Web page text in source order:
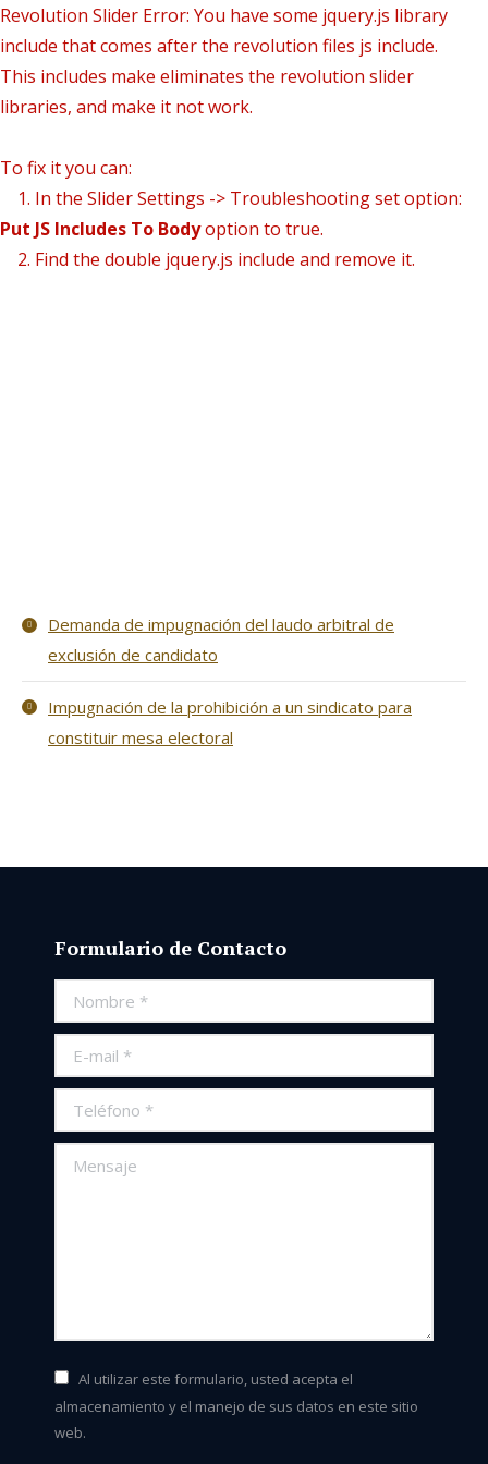
Revolution Slider Error: You have some jquery.js library
include that comes after the revolution files js include.
This includes make eliminates the revolution slider
libraries, and make it not work.
To fix it you can:
1. In the Slider Settings -> Troubleshooting set option:
Put JS Includes To Bodyoption to true.
2. Find the double jquery.js include and remove it.
Demanda de impugnación del laudo arbitral de
exclusión de candidato
Impugnación de la prohibición a un sindicato para
constituir mesa electoral
Formulario de Contacto
Nombre *
E-mail *
Teléfono *
Mensaje
Al utilizar este formulario, usted acepta el
almacenamiento y el manejo de sus datos en este sitio
web.